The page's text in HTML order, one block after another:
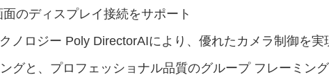
のディスプレイ接続をサポート
ノロジー Poly DirectorAIにより、優れたカメラ制御を実
グと、プロフェッショナル品質のグループ フレーミン